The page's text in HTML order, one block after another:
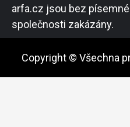
arfa.cz jsou bez
společnosti zakázány.
Copyright © Všechna